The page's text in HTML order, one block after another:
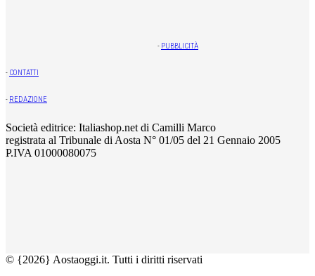
- PUBBLICITÀ
- CONTATTI
- REDAZIONE
Società editrice: Italiashop.net di Camilli Marco
registrata al Tribunale di Aosta N° 01/05 del 21 Gennaio 2005
P.IVA 01000080075
© {2026} Aostaoggi.it. Tutti i diritti riservati